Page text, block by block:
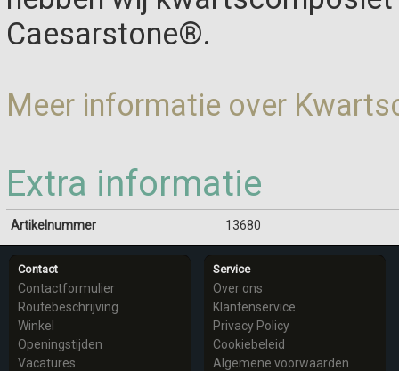
Caesarstone®.
Meer informatie over
Extra informatie
Artikelnummer 13680
Contact
Contactformulier
Routebeschrijving
Winkel
Openingstijden
Vacatures
Service
Over ons
Klantenservice
Privacy Policy
Cookiebeleid
Algemene voorwaarden